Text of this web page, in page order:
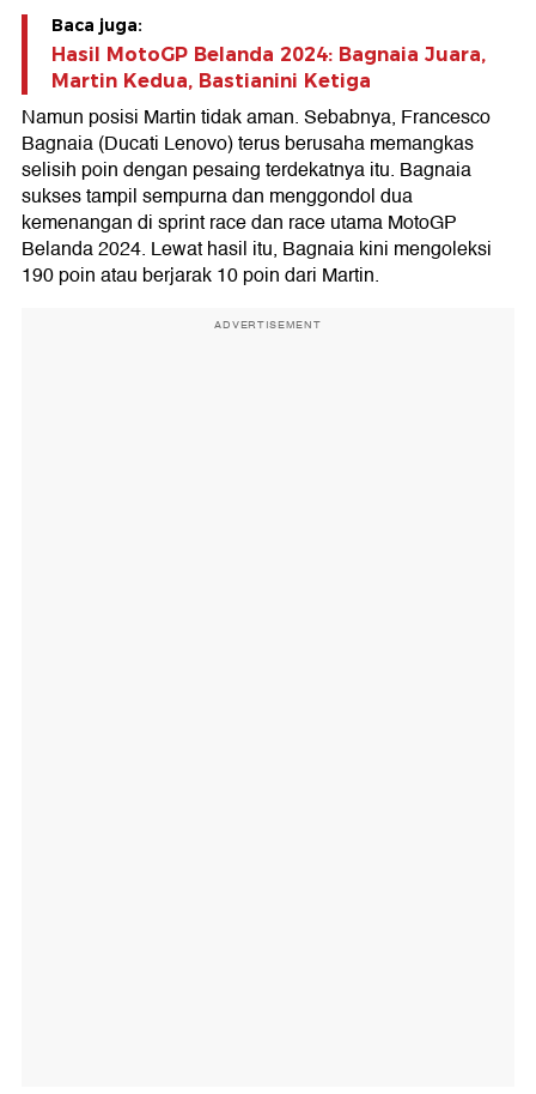
Baca juga:
Hasil MotoGP Belanda 2024: Bagnaia Juara,
Martin Kedua, Bastianini Ketiga
Namun posisi Martin tidak aman. Sebabnya, Francesco
Bagnaia (Ducati Lenovo) terus berusaha memangkas
selisih poin dengan pesaing terdekatnya itu. Bagnaia
sukses tampil sempurna dan menggondol dua
kemenangan di sprint race dan race utama MotoGP
Belanda 2024. Lewat hasil itu, Bagnaia kini mengoleksi
190 poin atau berjarak 10 poin dari Martin.
ADVERTISEMENT